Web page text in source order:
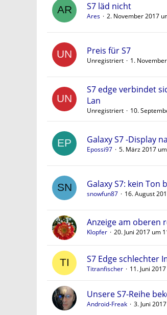
S7 läd nicht
Ares 2. November 2017
Preis für S7
Unregistriert 1.
S7 edge verbindet
Lan
Unregistriert 10.
Galaxy S7 -Display
Epossi97 5. März 2017
Galaxy S7: kein Ton
snowfun87 16. August
Anzeige am oberen
Klopfer 20. Juni 2017 um
S7 Edge schlechter
Titranfischer 11. Juni
Unsere S7-Reihe
Android-Freak 3. Juni